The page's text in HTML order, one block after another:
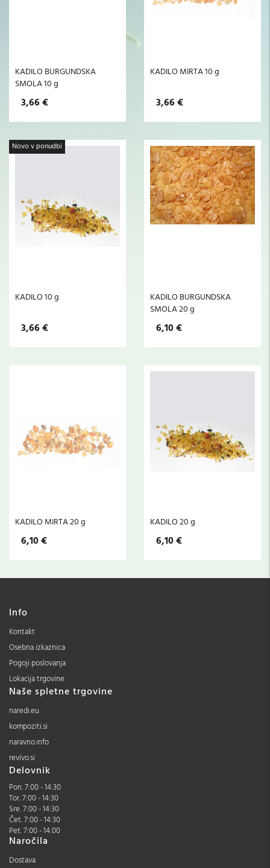
KADILO BURGUNDSKA
SMOLA 10 g
3,66 €
KADILO MIRTA 10 g
3,66 €
Novo v ponudbi
KADILO 10 g
3,66 €
KADILO BURGUNDSKA
SMOLA 20 g
6,10 €
KADILO MIRTA 20 g
6,10 €
KADILO 20 g
6,10 €
Info
Kontakt
Osebna izkaznica
Pogoji poslovanja
Lokacija trgovine
Naše spletne trgovine
naredi.eu
kompoziti.si
naravno.info
revivo.si
Delovnik
Pon. 7:00 - 14:30
Tor. 7:00 - 14:30
Sre. 7:00 - 14:30
Čet. 7:00 - 14:30
Pet. 7:00 - 14:00
Naročila
Dostava